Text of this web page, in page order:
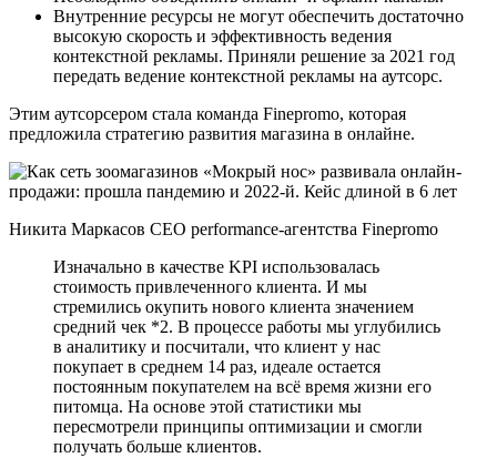
Внутренние ресурсы не могут обеспечить достаточно
высокую скорость и эффективность ведения
контекстной рекламы. Приняли решение за 2021 год
передать ведение контекстной рекламы на аутсорс.
Этим аутсорсером стала команда Finepromo, которая
предложила стратегию развития магазина в онлайне.
Никита Маркасов CEO performance-агентства Finepromo
Изначально в качестве KPI использовалась
стоимость привлеченного клиента. И мы
стремились окупить нового клиента значением
средний чек *2. В процессе работы мы углубились
в аналитику и посчитали, что клиент у нас
покупает в среднем 14 раз, идеале остается
постоянным покупателем на всё время жизни его
питомца. На основе этой статистики мы
пересмотрели принципы оптимизации и смогли
получать больше клиентов.